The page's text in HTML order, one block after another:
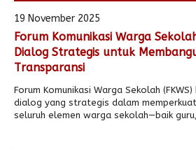
19 November 2025
Forum Komunikasi Warga
Dialog Strategis untuk
Transparansi
Forum Komunikasi Warga Sekolah
dialog yang strategis dalam
seluruh elemen warga sekolah—baik